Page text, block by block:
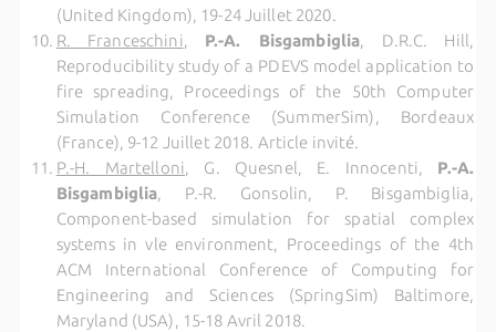
(United Kingdom), 19-24 Juillet 2020.
R. Franceschini, P.-A. Bisgambiglia, D.R.C. Hill,
Reproducibility study of a PDEVS model application to
fire spreading, Proceedings of the 50th Computer
Simulation Conference (SummerSim), Bordeaux
(France), 9-12 Juillet 2018. Article invité.
P.-H. Martelloni, G. Quesnel, E. Innocenti, P.-A.
Bisgambiglia, P.-R. Gonsolin, P. Bisgambiglia,
Component-based simulation for spatial complex
systems in vle environment, Proceedings of the 4th
ACM International Conference of Computing for
Engineering and Sciences (SpringSim) Baltimore,
Maryland (USA), 15-18 Avril 2018.